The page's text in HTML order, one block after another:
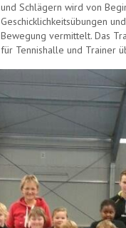
und Schlägern wird von
Geschicklichkeitsübungen
Bewegung vermittelt. Das
für Tennishalle und Trainer